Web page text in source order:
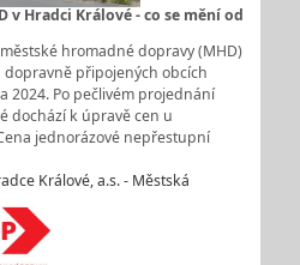
v Hradci Králové - co se mění od
hromadné dopravy (MHD)
dopravně připojených obcích
2024. Po pečlivém projednání
dochází k úpravě cen u
jednorázové nepřestupní
Králové, a.s. - Městská